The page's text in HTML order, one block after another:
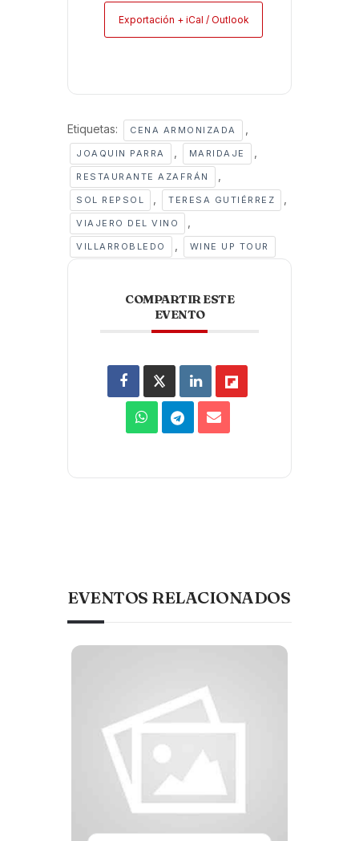
Exportación + iCal / Outlook
Etiquetas: CENA ARMONIZADA
JOAQUIN PARRA MARIDAJE
RESTAURANTE AZAFRÁN
SOL REPSOL TERESA GUTIÉRREZ
VIAJERO DEL VINO
VILLARROBLEDO WINE UP TOUR
COMPARTIR ESTE
EVENTO
EVENTOS RELACIONADOS